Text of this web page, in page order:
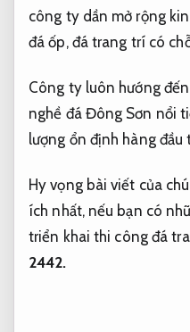
công ty dần mở rộng
đá ốp, đá trang trí có
Công ty luôn hướng
nghề đá Đông Sơn nổi
lượng ổn định hàng đầu
Hy vọng bài viết của
ích nhất, nếu bạn có
triển khai thi công đá
2442.